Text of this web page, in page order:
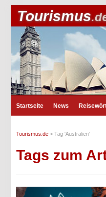
Tourismus
Startseite News
Tourismus.de > Tag 'Australien'
Tags zum